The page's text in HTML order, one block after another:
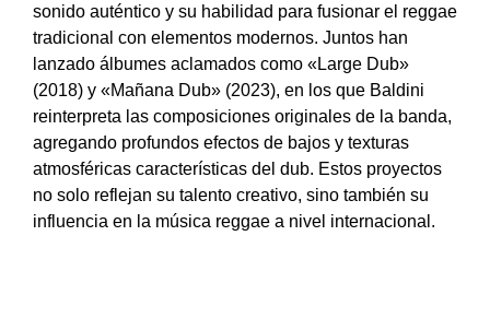
sonido auténtico y su habilidad para fusionar el reggae
tradicional con elementos modernos. Juntos han
lanzado álbumes aclamados como «Large Dub»
(2018) y «Mañana Dub» (2023), en los que Baldini
reinterpreta las composiciones originales de la banda,
agregando profundos efectos de bajos y texturas
atmosféricas características del dub. Estos proyectos
no solo reflejan su talento creativo, sino también su
influencia en la música reggae a nivel internacional.